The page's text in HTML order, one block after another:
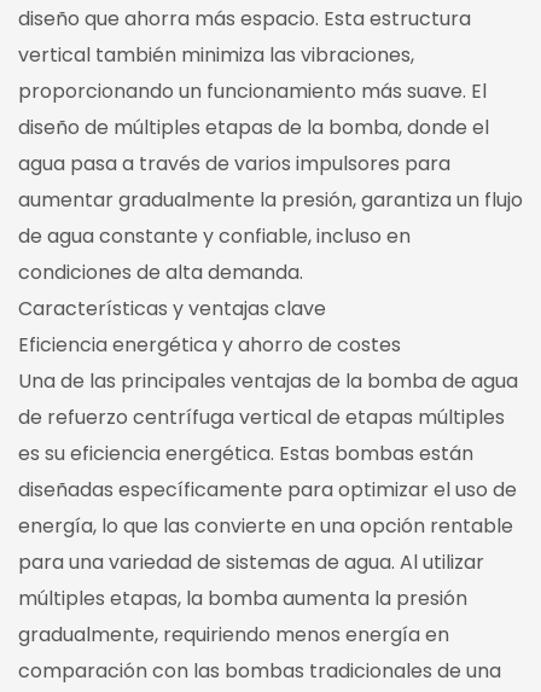
diseño que ahorra más espacio. Esta estructura
vertical también minimiza las vibraciones,
proporcionando un funcionamiento más suave. El
diseño de múltiples etapas de la bomba, donde el
agua pasa a través de varios impulsores para
aumentar gradualmente la presión, garantiza un flujo
de agua constante y confiable, incluso en
condiciones de alta demanda.
Características y ventajas clave
Eficiencia energética y ahorro de costes
Una de las principales ventajas de la bomba de agua
de refuerzo centrífuga vertical de etapas múltiples
es su eficiencia energética. Estas bombas están
diseñadas específicamente para optimizar el uso de
energía, lo que las convierte en una opción rentable
para una variedad de sistemas de agua. Al utilizar
múltiples etapas, la bomba aumenta la presión
gradualmente, requiriendo menos energía en
comparación con las bombas tradicionales de una